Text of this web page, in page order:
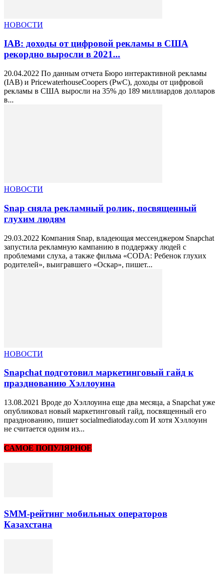
НОВОСТИ
IAB: доходы от цифровой рекламы в США
рекордно выросли в 2021...
20.04.2022 По данным отчета Бюро интерактивной рекламы
(IAB) и PricewaterhouseCoopers (PwC), доходы от цифровой
рекламы в США выросли на 35% до 189 миллиардов долларов
в...
НОВОСТИ
Snap сняла рекламный ролик, посвященный
глухим людям
29.03.2022 Компания Snap, владеющая мессенджером Snapchat
запустила рекламную кампанию в поддержку людей с
проблемами слуха, а также фильма «CODA: Ребенок глухих
родителей», выигравшего «Оскар», пишет...
НОВОСТИ
Snapchat подготовил маркетинговый гайд к
празднованию Хэллоуина
13.08.2021 Вроде до Хэллоуина еще два месяца, а Snapchat уже
опубликовал новый маркетинговый гайд, посвященный его
празднованию, пишет socialmediatoday.com И хотя Хэллоуин
не считается одним из...
САМОЕ ПОПУЛЯРНОЕ
SMM-рейтинг мобильных операторов
Казахстана